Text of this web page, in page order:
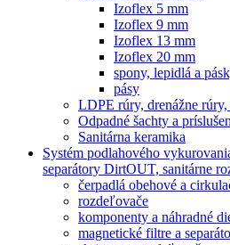
Izoflex 5 mm
Izoflex 9 mm
Izoflex 13 mm
Izoflex 20 mm
spony, lepidlá a
pásy
LDPE rúry, drenážne
Odpadné šachty a
Sanitárna keramika
Systém podlahového
separátory DirtOUT, sanitárne
čerpadlá obehové a
rozdeľovače
komponenty a náhradné
magnetické filtre a